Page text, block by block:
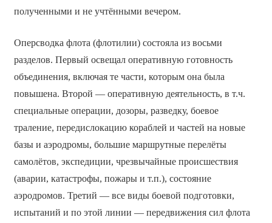
полученными и не учтёнными вечером.
Оперсводка флота (флотилии) состояла из восьми
разделов. Первый освещал оперативную готовность
объединения, включая те части, которым она была
повышена. Второй — оперативную деятельность, в т.ч.
специальные операции, дозоры, разведку, боевое
траление, передислокацию кораблей и частей на новые
базы и аэродромы, большие маршрутные перелёты
самолётов, экспедиции, чрезвычайные происшествия
(аварии, катастрофы, пожары и т.п.), состояние
аэродромов. Третий — все виды боевой подготовки,
испытаний и по этой линии — передвижения сил флота